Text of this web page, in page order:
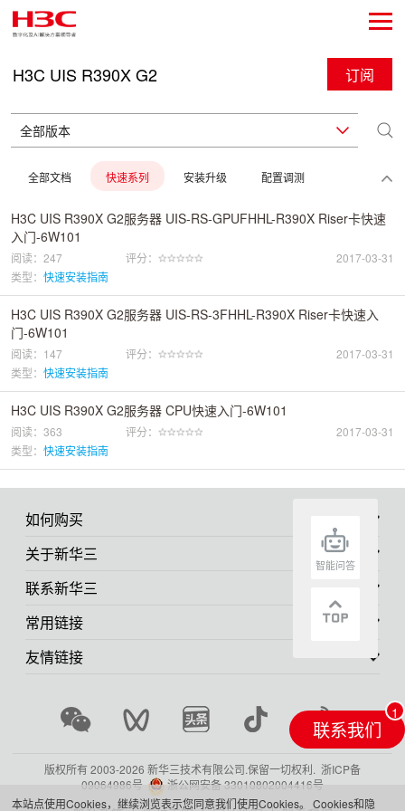
H3C UIS R390X G2 订阅
全部文档 快速系列 安装升级 配置调测
H3C UIS R390X G2服务器 UIS-RS-GPUFHHL-R390X Riser卡快速
入门-6W101
阅读：247 评分：
2017-03-31
类型： 快速安装指南
H3C UIS R390X G2服务器 UIS-RS-3FHHL-R390X Riser卡快速入
门-6W101
阅读：147 评分：
2017-03-31
类型： 快速安装指南
H3C UIS R390X G2服务器 CPU快速入门-6W101
阅读：363 评分：
2017-03-31
类型： 快速安装指南
如何购买
关于新华三
联系新华三
常用链接
友情链接
版权所有 2003-2026 新华三技术有限公司.保留一切权利. 浙ICP备
09064986号
浙公网安备 33010802004416号
联系我们
本站点使用Cookies，继续浏览表示您同意我们使用Cookies。 Cookies和隐
智能问答